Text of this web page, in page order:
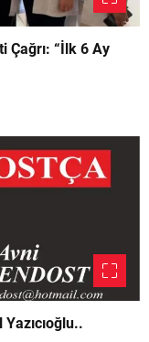
Çağrı: “İlk 6 Ay
Kemal Yazıcıoğlu..